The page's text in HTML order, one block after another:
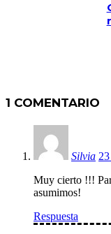
1 COMENTARIO
Silvia
Muy cierto !!!
asumimos!
Respuesta